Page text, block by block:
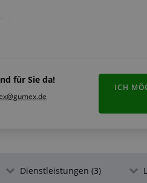
°C
für Sie da!
ICH
Dienstleistungen (3)